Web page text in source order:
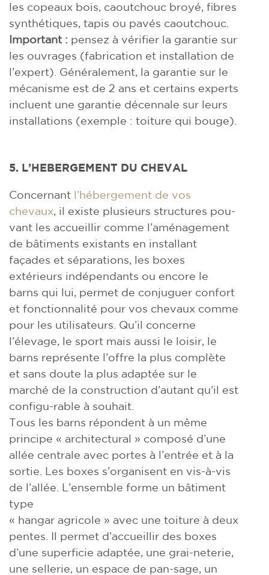
les copeaux bois, caoutchouc broyé, fibres
synthétiques, tapis ou pavés caoutchouc.
Important : pensez à vérifier la garantie sur
les ouvrages (fabrication et installation de
l’expert). Généralement, la garantie sur le
mécanisme est de 2 ans et certains experts
incluent une garantie décennale sur leurs
installations (exemple : toiture qui bouge).
5. L’HEBERGEMENT DU CHEVAL
Concernant l’hébergement de vos
chevaux , il existe plusieurs structures pou-
vant les accueillir comme l’aménagement
de bâtiments existants en installant
façades et séparations, les boxes
extérieurs indépendants ou encore le
barns qui lui, permet de conjuguer confort
et fonctionnalité pour vos chevaux comme
pour les utilisateurs. Qu’il concerne
l’élevage, le sport mais aussi le loisir, le
barns représente l’offre la plus complète
et sans doute la plus adaptée sur le
marché de la construction d’autant qu’il est
configu-rable à souhait.
Tous les barns répondent à un même
principe « architectural » composé d’une
allée centrale avec portes à l’entrée et à la
sortie. Les boxes s’organisent en vis-à-vis
de l’allée. L’ensemble forme un bâtiment
type
« hangar agricole » avec une toiture à deux
pentes. Il permet d’accueillir des boxes
d’une superficie adaptée, une grai-neterie,
une sellerie, un espace de pan-sage, un